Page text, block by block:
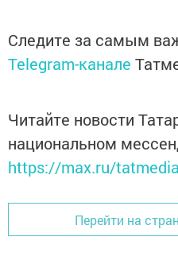
Следите за самым
Telegram-канале
Читайте новости
национальном
https://max.ru/tatmedia
Перейти на